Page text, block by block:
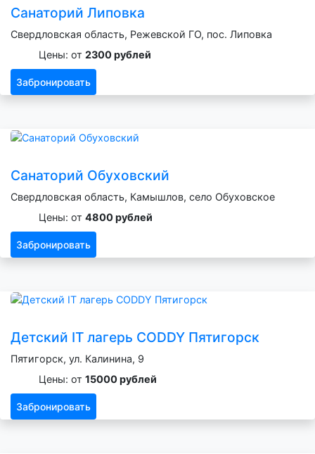
Санаторий Липовка
Свердловская область, Режевской ГО, пос. Липовка
Цены: от 2300 рублей
Забронировать
Санаторий Обуховский
Свердловская область, Камышлов, село Обуховское
Цены: от 4800 рублей
Забронировать
Детский IT лагерь CODDY Пятигорск
Пятигорск, ул. Калинина, 9
Цены: от 15000 рублей
Забронировать